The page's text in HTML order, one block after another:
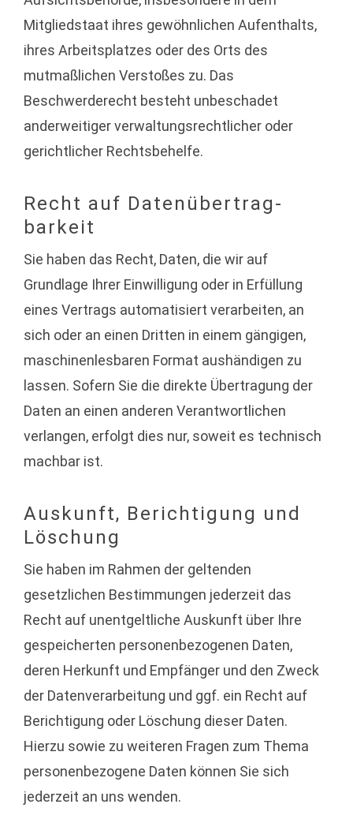
Mitgliedstaat ihres gewöhnlichen Aufenthalts,
ihres Arbeitsplatzes oder des Orts des
mutmaßlichen Verstoßes zu. Das
Beschwerderecht besteht unbeschadet
anderweitiger verwaltungsrechtlicher oder
gerichtlicher Rechtsbehelfe.
Recht auf Daten­übertrag­
barkeit
Sie haben das Recht, Daten, die wir auf
Grundlage Ihrer Einwilligung oder in Erfüllung
eines Vertrags automatisiert verarbeiten, an
sich oder an einen Dritten in einem gängigen,
maschinenlesbaren Format aushändigen zu
lassen. Sofern Sie die direkte Übertragung der
Daten an einen anderen Verantwortlichen
verlangen, erfolgt dies nur, soweit es technisch
machbar ist.
Auskunft, Berichtigung und
Löschung
Sie haben im Rahmen der geltenden
gesetzlichen Bestimmungen jederzeit das
Recht auf unentgeltliche Auskunft über Ihre
gespeicherten personenbezogenen Daten,
deren Herkunft und Empfänger und den Zweck
der Datenverarbeitung und ggf. ein Recht auf
Berichtigung oder Löschung dieser Daten.
Hierzu sowie zu weiteren Fragen zum Thema
personenbezogene Daten können Sie sich
jederzeit an uns wenden.